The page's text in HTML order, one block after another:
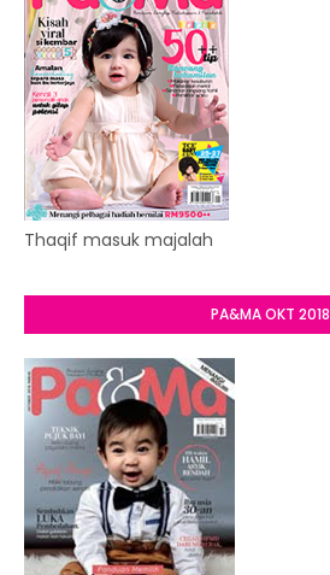
Thaqif masuk majalah
PA&MA OKT 2018